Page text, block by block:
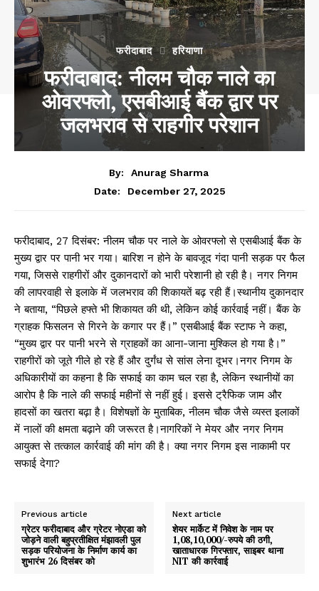
फरीदाबाद हरियाणा
फरीदाबाद: नीलम चौक नाले का
ओवरफ्लो, एसबीआई बैंक द्वार पर
जलभराव से राहगीर परेशान
By:
Anurag Sharma
Date:
December 27, 2025
फरीदाबाद, 27 दिसंबर: नीलम चौक पर नाले के ओवरफ्लो से एसबीआई बैंक के
मुख्य द्वार पर पानी भर गया। बारिश न होने के बावजूद गंदा पानी सड़क पर फैल
गया, जिससे राहगीरों और दुकानदारों को भारी परेशानी हो रही है। नगर निगम
की लापरवाही से इलाके में जलभराव की शिकायतें बढ़ रही हैं।स्थानीय दुकानदार
ने बताया, “पिछले हफ्ते भी शिकायत की थी, लेकिन कोई कार्रवाई नहीं। बैंक के
ग्राहक फिसलन से गिरने के कगार पर हैं।” एसबीआई बैंक स्टाफ ने कहा,
“मुख्य द्वार पर पानी भरने से ग्राहकों का आना-जाना मुश्किल हो गया है।”
राहगीरों को जूते गीले हो रहे हैं और दुर्गंध से सांस लेना दूभर।नगर निगम के
अधिकारीयों का कहना है कि सफाई का काम चल रहा है, लेकिन स्थानीयों का
आरोप है कि नाले की सफाई महीनों से नहीं हुई। इससे ट्रैफिक जाम और
हादसों का खतरा बढ़ा है। विशेषज्ञों के मुताबिक, नीलम चौक जैसे व्यस्त इलाकों
में नालों की क्षमता बढ़ाने की जरूरत है।नागरिकों ने मेयर और नगर निगम
आयुक्त से तत्काल कार्रवाई की मांग की है। क्या नगर निगम इस नाकामी पर
सफाई देगा?
Previous article
ग्रेटर फरीदाबाद और ग्रेटर नोएडा को
जोड़ने वाली बहुप्रतीक्षित मंझावली पुल
सड़क परियोजना के निर्माण कार्य का
शुभारंभ 26 दिसंबर को
Next article
शेयर मार्केट में निवेश के नाम पर
1,08,10,000/-रुपये की ठगी,
खाताधारक गिरफ्तार, साइबर थाना
NIT की कार्रवाई